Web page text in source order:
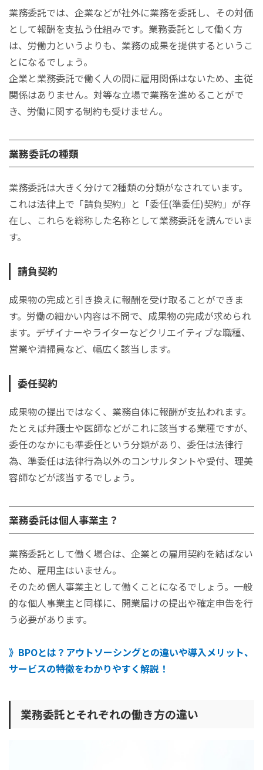
責任を負う範囲に注意する
業務委託契約書は電子契約も可能？
まとめ
業務委託では、企業などが社外に業務を委託し、その対価
として報酬を支払う仕組みです。業務委託として働く方
は、労働力というよりも、業務の成果を提供するというこ
とになるでしょう。
企業と業務委託で働く人の間に雇用関係はないため、主従
関係はありません。対等な立場で業務を進めることがで
き、労働に関する制約も受けません。
業務委託の種類
業務委託は大きく分けて2種類の分類がなされています。
これは法律上で「請負契約」と「委任(準委任)契約」が存
在し、これらを総称した名称として業務委託を読んでいま
す。
請負契約
成果物の完成と引き換えに報酬を受け取ることができま
す。労働の細かい内容は不問で、成果物の完成が求められ
ます。デザイナーやライターなどクリエイティブな職種、
営業や清掃員など、幅広く該当します。
委任契約
成果物の提出ではなく、業務自体に報酬が支払われます。
たとえば弁護士や医師などがこれに該当する業種ですが、
委任のなかにも準委任という分類があり、委任は法律行
為、準委任は法律行為以外のコンサルタントや受付、理美
容師などが該当するでしょう。
業務委託は個人事業主？
業務委託として働く場合は、企業との雇用契約を結ばない
ため、雇用主はいません。
そのため個人事業主として働くことになるでしょう。一般
的な個人事業主と同様に、開業届けの提出や確定申告を行
う必要があります。
》BPOとは？アウトソーシングとの違いや導入メリット、
サービスの特徴をわかりやすく解説！
業務委託とそれぞれの働き方の違い